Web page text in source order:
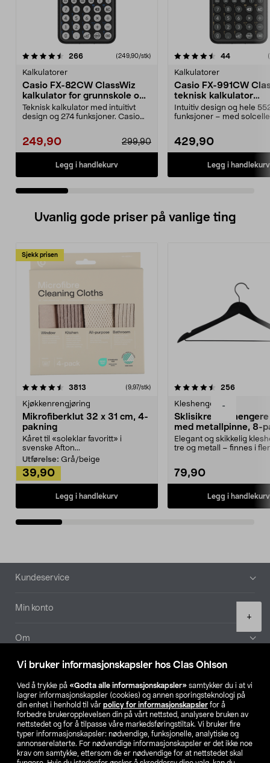
Vi bruker informasjonskapsler hos Clas Ohlson
Ved å trykke på «Godta alle informasjonskapsler» samtykker du i at vi
lagrer informasjonskapsler (cookies) og annen sporingsteknologi på
din enhet i henhold til vår policy for informasjonskapsler for å
forbedre brukeropplevelsen din på vårt nettsted, analysere bruken av
nettstedet og for å tilpasse våre markedsføringstiltak. Vi bruker fire
typer informasjonskapsler: nødvendige, funksjonelle, analytiske og
annonserelaterte. For nødvendige informasjonskapsler er det ikke noe
krav om samtykke, ettersom de er nødvendige for at nettstedet skal
-
+
266anmeldelser(249,90/stk)
Kalkulatorer
Casio FX-82CW ClassWiz
kalkulator for grunnskole og
videregående
Teknisk kalkulator med intuitivt
design og 274 funksjoner. Casio
249,90 299,90
Legg i handlekurv
4.5 av 5 stjerner 44
Kalkulatorer
Casio FX-991CW
teknisk kalkulator
videregående skole
Intuitiv design og hele
funksjoner – med
429,90
Legg i handlekurv
4.5 av 5 stjerner
Uvanlig gode priser på vanlige ting
Sjekk prisen
3813 anmeldelser(9,97/stk)
Kjøkkenrengjøring
Mikrofiberklut 32 x 31 cm, 4-
pakning
Kåret til «soleklar favoritt» i
svenske Afton...
Utførelse: Grå/beige
39,90
Legg i handlekurv
4.5av 5 stjerner 256
Kleshengere
Sklisikre
med metallpinne, 8-
Elegant og skikkelig
tre og metall – finnes i
79,90
Legg i handlekurv
4.5av 5 stjerner
Bunntekst
Kundeservice
Min konto
Om
Aktuelt
Våre selskaper
Finn din butikk
SE NO FI